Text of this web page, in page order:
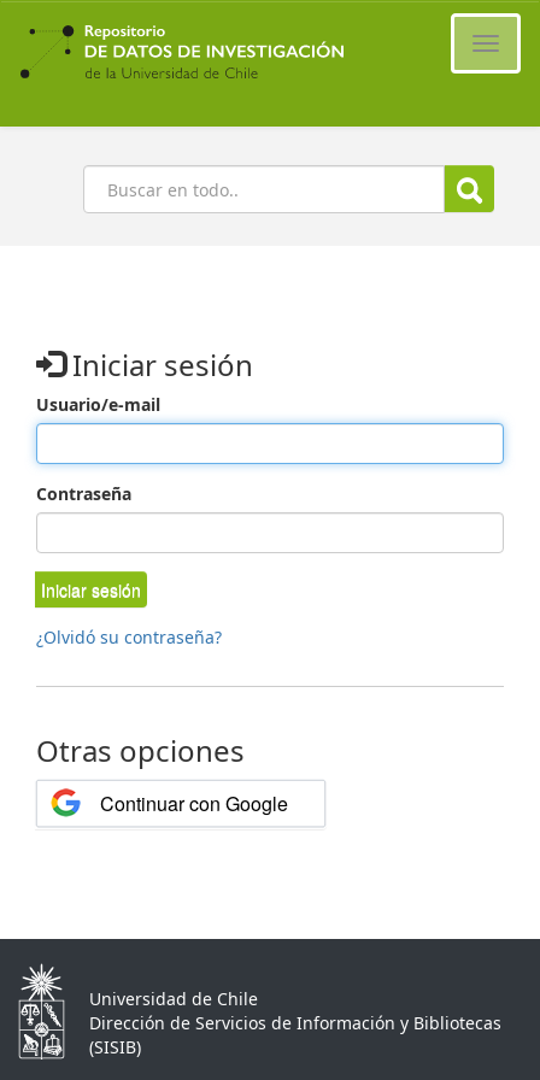
Ir
contenido
principal
Buscar
Iniciar sesión
Usuario/e-mail
Contraseña
Iniciar sesión
¿Olvidó su contraseña?
Otras opciones
Continuar con Google
Universidad de Chile
Dirección de Servicios de Información y Bibliotecas
(SISIB)